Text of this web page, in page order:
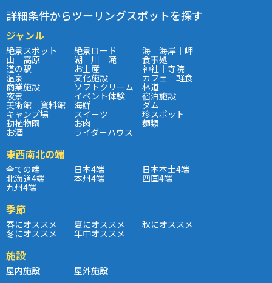
詳細条件からツーリングスポットを探す
ジャンル
絶景スポット 絶景ロード 海｜海岸｜岬
山｜高原 湖｜川｜滝 食事処
道の駅 お土産 神社｜寺院
温泉 文化施設 カフェ｜軽食
商業施設 ソフトクリーム 林道
夜景 イベント体験 宿泊施設
美術館｜資料館 海鮮 ダム
キャンプ場 スイーツ 珍スポット
動植物園 お肉 麺類
お酒 ライダーハウス
東西南北の端
全ての端 日本4端 日本本土4端
北海道4端 本州4端 四国4端
九州4端
季節
春にオススメ 夏にオススメ 秋にオススメ
冬にオススメ 年中オススメ
施設
屋内施設 屋外施設